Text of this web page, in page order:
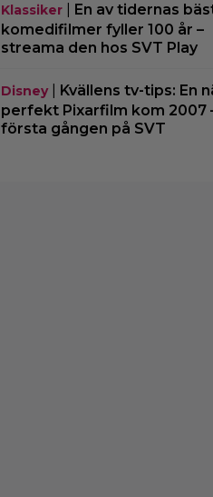
Klassiker| En av tidernas
komedifilmer fyller 100 år –
streama den hos SVT Play
Disney| Kvällens tv-tips: En
perfekt Pixarfilm kom 2007
första gången på SVT